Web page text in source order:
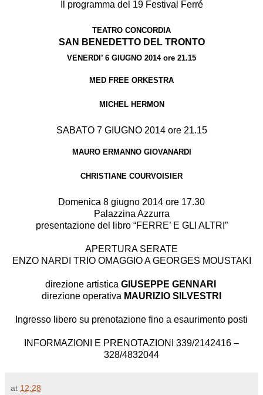
Il programma del 19 Festival Ferré
TEATRO CONCORDIA
SAN BENEDETTO DEL TRONTO
VENERDI’ 6 GIUGNO 2014 ore 21.15
MED FREE ORKESTRA
MICHEL HERMON
SABATO 7 GIUGNO 2014 ore 21.15
MAURO ERMANNO GIOVANARDI
CHRISTIANE COURVOISIER
Domenica 8 giugno 2014 ore 17.30
Palazzina Azzurra
presentazione del libro “FERRE’ E GLI ALTRI”
APERTURA SERATE
ENZO NARDI TRIO OMAGGIO A GEORGES MOUSTAKI
direzione artistica GIUSEPPE GENNARI
direzione operativa MAURIZIO SILVESTRI
Ingresso libero su prenotazione fino a esaurimento posti
INFORMAZIONI E PRENOTAZIONI 339/2142416 –
328/4832044
at 12:28